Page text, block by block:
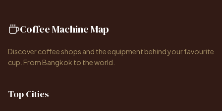
Coffee Machine Map
Discover coffee shops and the equipment behind your favourite
cup. From Bangkok to the world.
Top Cities